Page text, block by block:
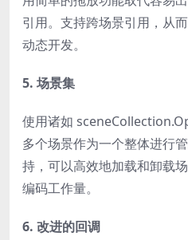
引用。支持跨场景引用，从
动态开发。
5. 场景集
使用诸如
多个场景作为一个整体进行
持，可以高效地加载和卸载
编码工作量。
6. 改进的回调